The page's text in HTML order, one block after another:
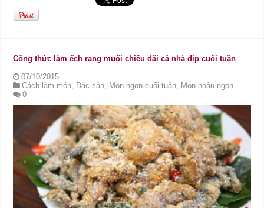
Công thức làm ếch rang muối chiêu đãi cả nhà dịp cuối tuần
07/10/2015
Cách làm món ,Đặc sản Món ngon cuối tuần Món nhậu ngon
0